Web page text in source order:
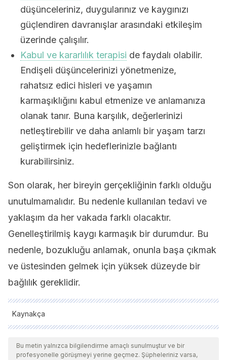
düşünceleriniz, duygularınız ve kaygınızı
güçlendiren davranışlar arasındaki etkileşim
üzerinde çalışılır.
Kabul ve kararlılık terapisi de faydalı olabilir.
Endişeli düşüncelerinizi yönetmenize,
rahatsız edici hisleri ve yaşamın
karmaşıklığını kabul etmenize ve anlamanıza
olanak tanır. Buna karşılık, değerlerinizi
netleştirebilir ve daha anlamlı bir yaşam tarzı
geliştirmek için hedeflerinizle bağlantı
kurabilirsiniz.
Son olarak, her bireyin gerçekliğinin farklı olduğu
unutulmamalıdır. Bu nedenle kullanılan tedavi ve
yaklaşım da her vakada farklı olacaktır.
Genelleştirilmiş kaygı karmaşık bir durumdur. Bu
nedenle, bozukluğu anlamak, onunla başa çıkmak
ve üstesinden gelmek için yüksek düzeyde bir
bağlılık gereklidir.
Kaynakça
Tüm alıntı yapılan kaynaklar, kalitelerini, güvenilirliklerini,
güncelliklerini ve geçerliliklerini sağlamak için ekibimiz
tarafından derinlemesine incelendi. Bu makalenin bibliyografisi
Bu metin yalnızca bilgilendirme amaçlı sunulmuştur ve bir
profesyonelle görüşmeyi yerine geçmez. Şüpheleriniz varsa,